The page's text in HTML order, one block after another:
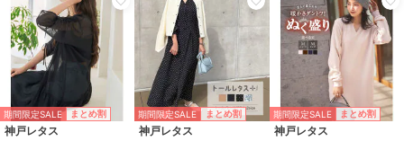
期間限定SALE まとめ割
神戸レタス
期間限定SALE まとめ割
神戸レタス
期間限定SALE まとめ割
神戸レタス